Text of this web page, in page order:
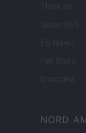
Think.es
Viajar 365
ES Newz
Pet Story
Encocina
NORD